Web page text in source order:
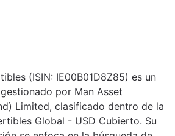
(ISIN: IE00B01D8Z85) es un
por Man Asset
Limited, clasificado dentro de la
Global - USD Cubierto. Su